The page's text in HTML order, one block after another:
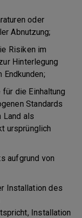
oder
Abnutzung;
Risiken im
Hinterlegung
die Einhaltung
Standards
Land als
ursprünglich
aufgrund von
Installation des
Installation